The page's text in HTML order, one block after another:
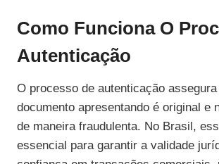
Como Funciona O
Autenticação
O processo de autenticação assegura
documento apresentando é original e
de maneira fraudulenta. No Brasil,
essencial para garantir a validade